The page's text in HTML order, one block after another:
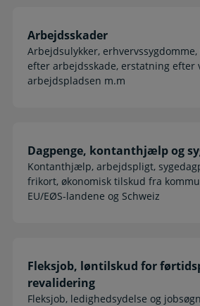
Arbejdsskader
Arbejdsulykker,
efter arbejdsskade, erstatning efter
arbejdspladsen m.m
Dagpenge, kontanthjælp og
Kontanthjælp, arbejdspligt,
frikort, økonomisk tilskud fra
EU/EØS-landene og Schweiz
Fleksjob, løntilskud for
revalidering
Fleksjob, ledighedsydelse og